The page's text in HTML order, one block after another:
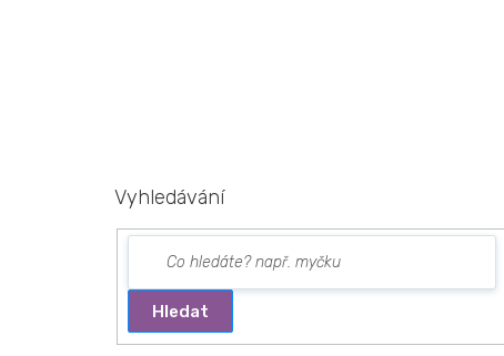
Vyhledávání
Hledat